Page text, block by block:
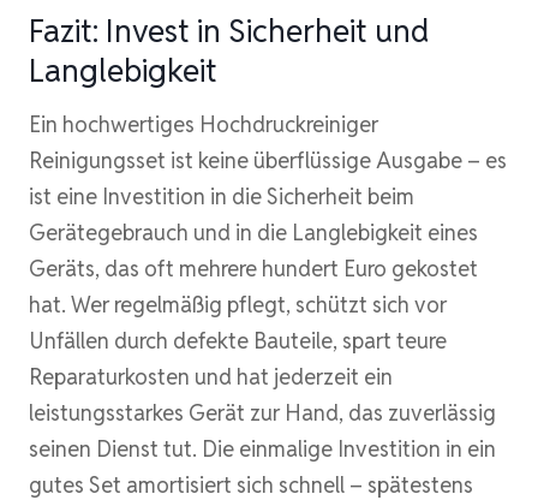
Fazit: Invest in Sicherheit und
Langlebigkeit
Ein hochwertiges Hochdruckreiniger
Reinigungsset ist keine überflüssige Ausgabe – es
ist eine Investition in die Sicherheit beim
Gerätegebrauch und in die Langlebigkeit eines
Geräts, das oft mehrere hundert Euro gekostet
hat. Wer regelmäßig pflegt, schützt sich vor
Unfällen durch defekte Bauteile, spart teure
Reparaturkosten und hat jederzeit ein
leistungsstarkes Gerät zur Hand, das zuverlässig
seinen Dienst tut. Die einmalige Investition in ein
gutes Set amortisiert sich schnell – spätestens